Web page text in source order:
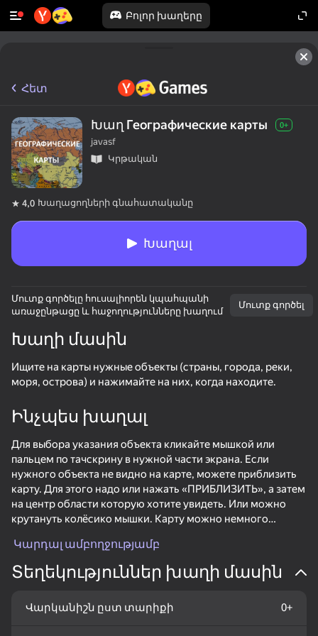
Բոլոր խաղերը
Պտտեք սարքը
Խաղը աշխատում է միայն հորիզոնական
ուղղությամբ
ԽԱՂԱԼ
72
Հետ
Խաղ Географические карты 0+
javasf
Կրթական
4,0 Խաղացողների գնահատականը
Խաղալ
Մուտք գործելը հուսալիորեն կպահպանի
առաջընթացը և հաջողությունները խաղում
Մուտք գործել
Խաղի մասին
Ищите на карты нужные объекты (страны, города, реки,
моря, острова) и нажимайте на них, когда находите.
Ինչպես խաղալ
Для выбора указания объекта кликайте мышкой или
пальцем по тачскрину в нужной части экрана. Если
нужного объекта не видно на карте, можете приблизить
карту. Для этого надо или нажать «ПРИБЛИЗИТЬ», а затем
на центр области которую хотите увидеть. Или можно
крутануть колёсико мышки. Карту можно немного
мышки или нажать пальцем на тачскрин, сдвинуть курсор
в сторону и отпустить. Потом можно посмотреть историю
выполнений заданий (там только те задания, которые
Կարդալ ամբողջությամբ
Տեղեկություններ խաղի մասին
Վարկանիշն ըստ տարիքի 0+